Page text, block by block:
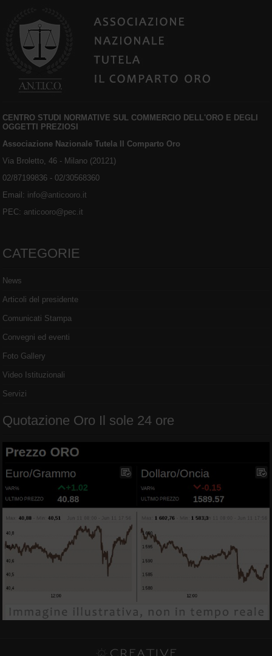
CENTRO STUDI NORMATIVE SUL COMMERCIO DELL'ORO E DEGLI
OGGETTI PREZIOSI
Associazione Nazionale Tutela Il Comparto Oro
Via Broletto, 46 - Milano (20121)
02/87199836 - 02/30568360
Email: info@anticooro.it
PEC: anticooro@pec.it
CATEGORIE
News
Articoli del presidente
Comunicati Stampa
Convegni ed eventi
Foto Gallery
Video Istituzionali
Servizi
Quotazione Oro Il sole 24 ore